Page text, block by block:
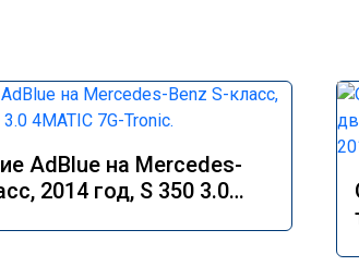
AdBlue на Mercedes-
2014 год, S 350 3.0